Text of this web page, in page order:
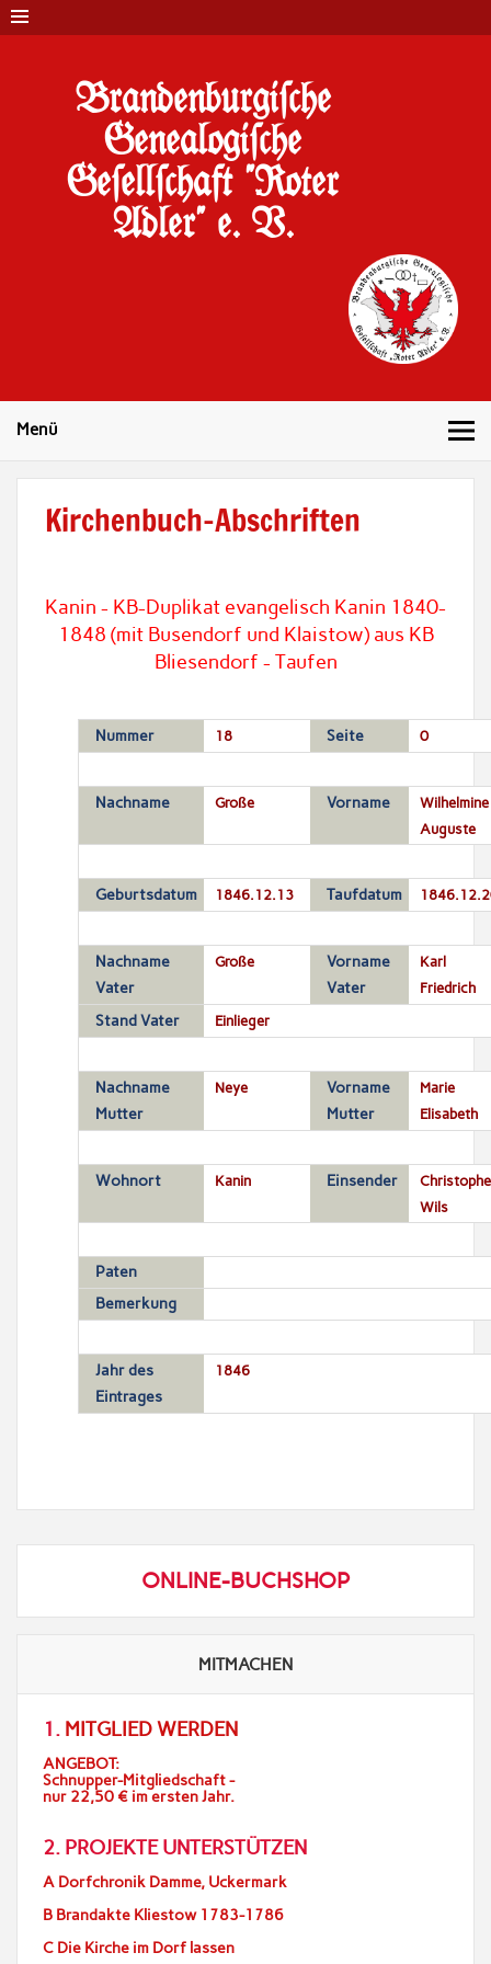
Brandenburgi#che
Genealogi#che
Ge#ell#chaft "Roter
Adler" e. V.
Menü
Kirchenbuch-Abschriften
Kanin - KB-Duplikat evangelisch Kanin 1840-
1848 (mit Busendorf und Klaistow) aus KB
Bliesendorf - Taufen
Nummer 18 Seite 0
Nachname Große Vorname
Wilhelmine
Auguste
Geburtsdatum 1846.12.13 Taufdatum
Nachname
Vater
Große
Vorname
Vater
Karl
Friedrich
Stand Vater Einlieger
Nachname
Mutter
Neye
Vorname
Mutter
Marie
Elisabeth
Wohnort Kanin Einsender
Wils
Paten
Bemerkung
Jahr des
Eintrages
1846
ONLINE-BUCHSHOP
MITMACHEN
1. MITGLIED WERDEN
ANGEBOT:
Schnupper-Mitgliedschaft -
nur 22,50 € im ersten Jahr.
2. PROJEKTE UNTERSTÜTZEN
A Dorfchronik Damme, Uckermark
B Brandakte Kliestow 1783-1786
C Die Kirche im Dorf lassen